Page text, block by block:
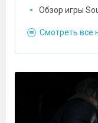
Обзор игры
Смотреть все